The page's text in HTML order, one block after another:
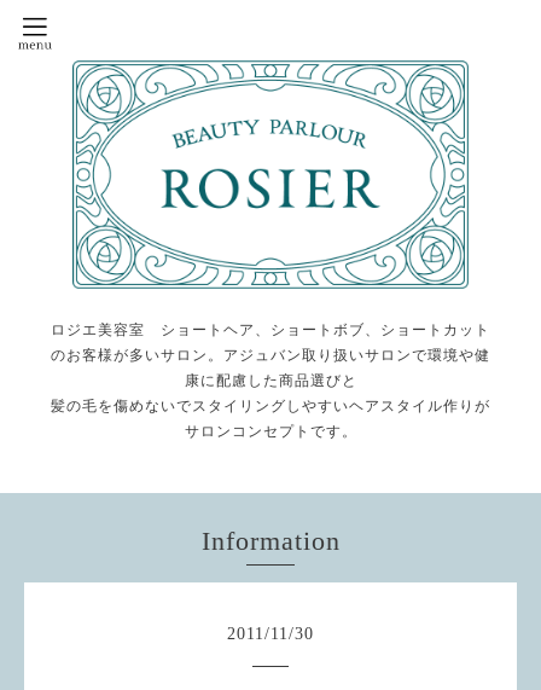
ロジエ美容室 ショートヘア、ショートボブ、ショートカット
のお客様が多いサロン。アジュバン取り扱いサロンで環境や健
康に配慮した商品選びと
髪の毛を傷めないでスタイリングしやすいヘアスタイル作りが
サロンコンセプトです。
Information
2011/11/30